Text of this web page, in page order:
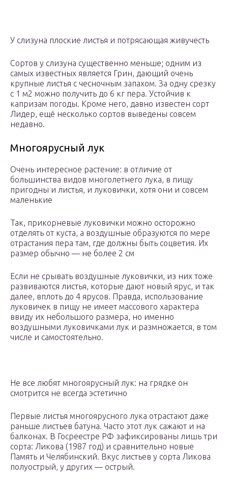
У слизуна плоские листья и потрясающая живучесть
Сортов у слизуна существенно меньше; одним из
самых известных является Грин, дающий очень
крупные листья с чесночным запахом. За одну срезку
с 1 м2 можно получить до 6 кг пера. Устойчив к
капризам погоды. Кроме него, давно известен сорт
Лидер, ещё несколько сортов выведены совсем
недавно.
Многоярусный лук
Очень интересное растение: в отличие от
большинства видов многолетнего лука, в пищу
пригодны и листья, и луковички, хотя они и совсем
маленькие
Так, прикорневые луковички можно осторожно
отделять от куста, а воздушные образуются по мере
отрастания пера там, где должны быть соцветия. Их
размер обычно — не более 2 см
Если не срывать воздушные луковички, из них тоже
развиваются листья, которые дают новый ярус, и так
далее, вплоть до 4 ярусов. Правда, использование
луковичек в пищу не имеет массового характера
ввиду их небольшого размера, но именно
воздушными луковичками лук и размножается, в том
числе и самостоятельно.
Не все любят многоярусный лук: на грядке он
смотрится не всегда эстетично
Первые листья многоярусного лука отрастают даже
раньше листьев батуна. Часто этот лук сажают и на
балконах. В Госреестре РФ зафиксированы лишь три
сорта: Ликова (1987 год) и сравнительно новые
Память и Челябинский. Вкус листьев у сорта Ликова
полуострый, у других — острый.